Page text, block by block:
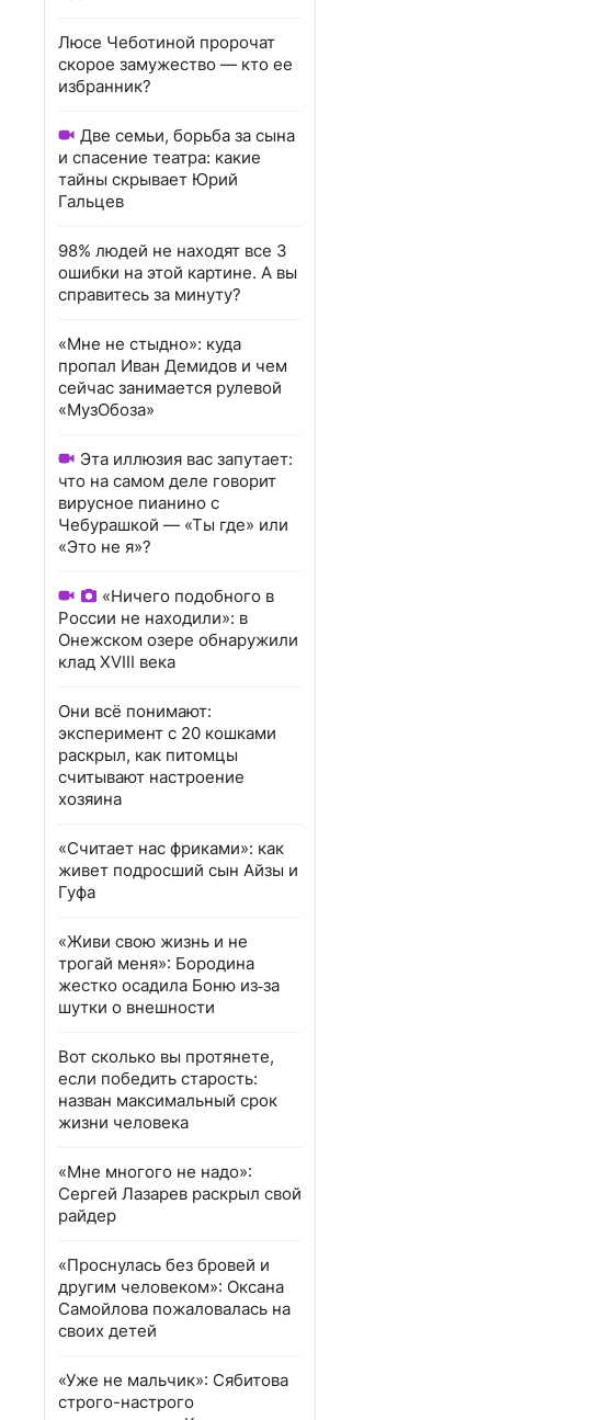
Люсе Чеботиной пророчат
скорое замужество — кто ее
избранник?
Две семьи, борьба за сына
и спасение театра: какие
тайны скрывает Юрий
Гальцев
98% людей не находят все 3
ошибки на этой картине. А вы
справитесь за минуту?
«Мне не стыдно»: куда
пропал Иван Демидов и чем
сейчас занимается рулевой
«МузОбоза»
Эта иллюзия вас запутает:
что на самом деле говорит
вирусное пианино с
Чебурашкой — «Ты где» или
«Это не я»?
«Ничего подобного в
России не находили»: в
Онежском озере обнаружили
клад XVIII века
Они всё понимают:
эксперимент с 20 кошками
раскрыл, как питомцы
считывают настроение
хозяина
«Считает нас фриками»: как
живет подросший сын Айзы и
Гуфа
«Живи свою жизнь и не
трогай меня»: Бородина
жестко осадила Боню из‑за
шутки о внешности
Вот сколько вы протянете,
если победить старость:
назван максимальный срок
жизни человека
«Мне многого не надо»:
Сергей Лазарев раскрыл свой
райдер
«Проснулась без бровей и
другим человеком»: Оксана
Самойлова пожаловалась на
своих детей
«Уже не мальчик»: Сябитова
строго-настрого